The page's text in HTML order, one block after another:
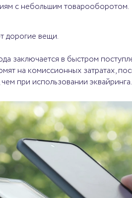
с небольшим товарооборотом.
дорогие вещи.
заключается в быстром
на комиссионных затратах,
при использовании эквайринга.